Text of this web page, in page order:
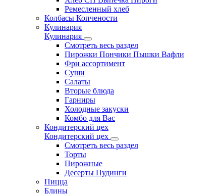
Ремесленный хлеб
Колбасы Копчености
Кулинария
Кулинария
Смотреть весь раздел
Пирожки Пончики Пышки Вафли
Фри ассортимент
Суши
Салаты
Вторые блюда
Гарниры
Холодные закуски
Комбо для Вас
Кондитерский цех
Кондитерский цех
Смотреть весь раздел
Торты
Пирожные
Десерты Пудинги
Пицца
Блины